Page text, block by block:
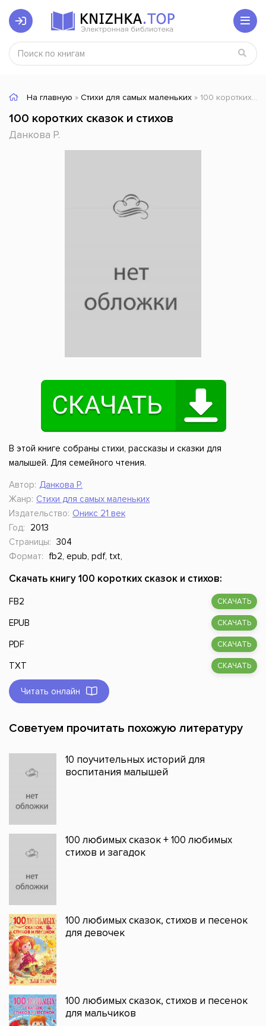
На главную » Стихи для самых маленьких » 100 коротких сказок и стихов
100 коротких сказок и стихов
Данкова Р.
В этой книге собраны стихи, рассказы и сказки для
малышей. Для семейного чтения.
Автор: Данкова Р.
Жанр: Стихи для самых маленьких
Издательство: Оникс 21 век
Год:
2013
Страницы: 304
Формат:
fb2, epub, pdf, txt,
Скачать книгу 100 коротких сказок и стихов:
FB2 СКАЧАТЬ
EPUB СКАЧАТЬ
PDF СКАЧАТЬ
TXT СКАЧАТЬ
Читать онлайн
Советуем прочитать похожую литературу
10 поучительных историй для
воспитания малышей
100 любимых сказок + 100 любимых
стихов и загадок
100 любимых сказок, стихов и песенок
для девочек
100 любимых сказок, стихов и песенок
для мальчиков